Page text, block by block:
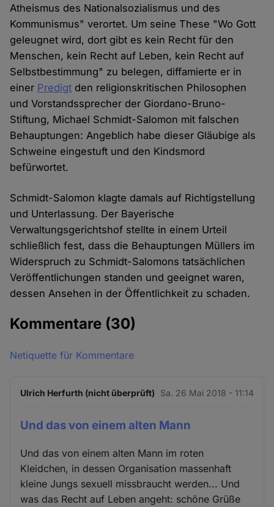
Atheismus des Nationalsozialismus und des
Kommunismus" verortet. Um seine These "Wo Gott
geleugnet wird, dort gibt es kein Recht für den
Menschen, kein Recht auf Leben, kein Recht auf
Selbstbestimmung" zu belegen, diffamierte er in
einer Predigt den religionskritischen Philosophen
und Vorstandssprecher der Giordano-Bruno-
Stiftung, Michael Schmidt-Salomon mit falschen
Behauptungen: Angeblich habe dieser Gläubige als
Schweine eingestuft und den Kindsmord
befürwortet.
Schmidt-Salomon klagte damals auf Richtigstellung
und Unterlassung. Der Bayerische
Verwaltungsgerichtshof stellte in einem Urteil
schließlich fest, dass die Behauptungen Müllers im
Widerspruch zu Schmidt-Salomons tatsächlichen
Veröffentlichungen standen und geeignet waren,
dessen Ansehen in der Öffentlichkeit zu schaden.
Kommentare (30)
Netiquette für Kommentare
Ulrich Herfurth (nicht überprüft) Sa. 26 Mai 2018 - 11:14
Und das von einem alten Mann
Und das von einem alten Mann im roten
Kleidchen, in dessen Organisation massenhaft
kleine Jungs sexuell missbraucht werden... Und
was das Recht auf Leben angeht: schöne Grüße